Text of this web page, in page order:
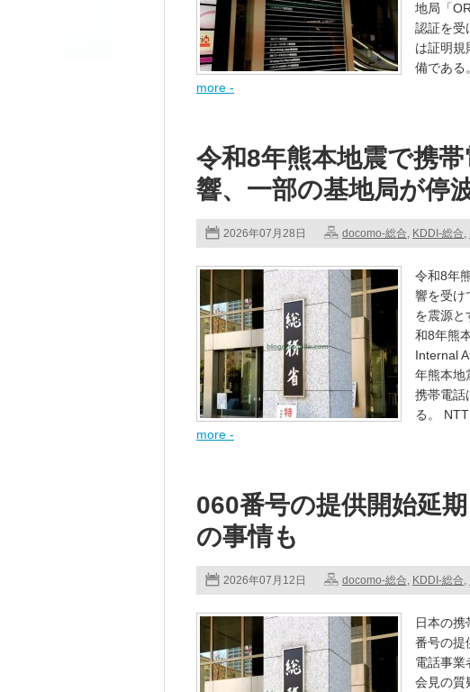
地局「
認証を受
は証明規
備である
more -
令和8年熊本地震で携
響、一部の基地局が停
2026年07月28日 docomo-総合, KDDI-総合,
令和8年
響を受け
を震源と
和8年熊
Internal
年熊本地
携帯電話
る。
more -
060番号の提供開始延
の事情も
2026年07月12日 docomo-総合, KDDI-総合,
日本の
番号の提
電話事業
会見の質